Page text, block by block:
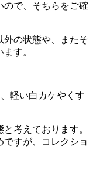
で、そちらをご確
の状態や、またそ
す。
軽い白カケやくす
考えております。
すが、コレクショ